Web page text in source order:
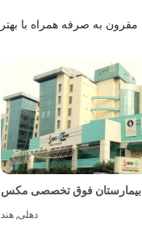
بیمارستان فوق تخصصی مکس
دهلی,هند